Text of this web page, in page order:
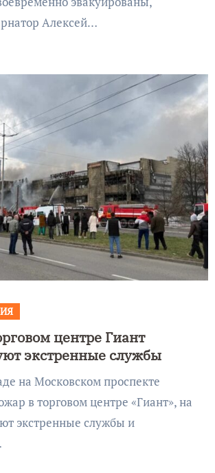
Алексей…
центре Гиант
экстренные службы
в торговом центре «Гиант», на
экстренные службы и